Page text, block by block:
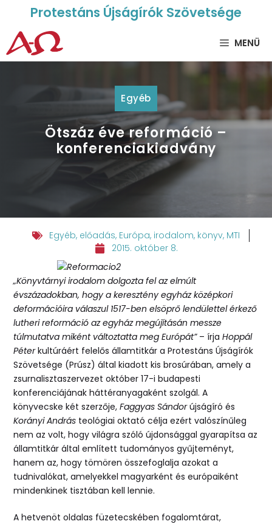
Protestáns Újságírók Szövetsége
MENÜ
Egyéb
Ötszáz éve reformáció –
konferenciakiadvány
Egyéb, előadás, Európa, irodalom, könyv, MTI
2015. október 8.
„Könyvtárnyi irodalom dolgozta fel az elmúlt
évszázadokban, hogy a keresztény egyház középkori
deformációira válaszul 1517-ben elsöprő lendülettel érkező
lutheri reformáció az egyház megújításán messze
túlmutatva miként változtatta meg Európát”– írjaHoppál
Péterkultúráért felelős államtitkár a Protestáns Újságírók
Szövetsége (Prúsz) által kiadott kis brosúrában, amely a
zsurnalisztaszervezet október 17-i budapesti
konferenciájának háttéranyagaként szolgál. A
könyvecske két szerzője,Faggyas Sándorújságíró és
Korányi András teológiai oktató célja ezért valószínűleg
nem az volt, hogy világra szóló újdonsággal gyarapítsa az
államtitkár által említett tudományos gyűjteményt,
hanem az, hogy tömören összefoglalja azokat a
tudnivalókat, amelyekkel magyarként és európaiként
mindenkinek tisztában kell lennie.
A hetvenöt oldalas füzetecskében fogalomtárat,